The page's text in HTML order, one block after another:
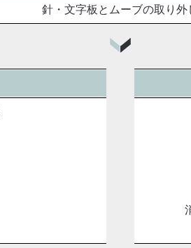
針・文字板とムーブの取り外